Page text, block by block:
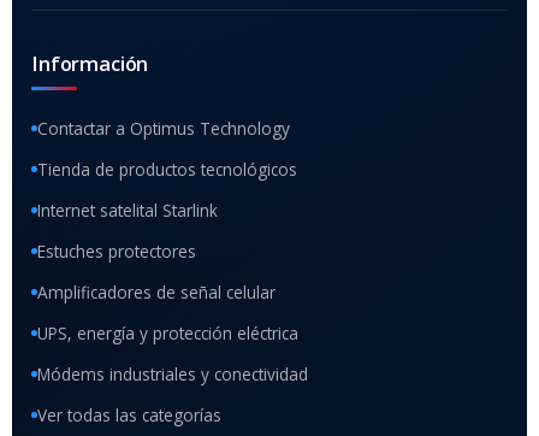
Información
Contactar a Optimus Technology
Tienda de productos tecnológicos
Internet satelital Starlink
Estuches protectores
Amplificadores de señal celular
UPS, energía y protección eléctrica
Módems industriales y conectividad
Ver todas las categorías